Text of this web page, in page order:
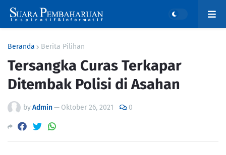
Beranda Berita Pilihan
Tersangka Curas Terkapar
Ditembak Polisi di Asahan
byAdmin— Oktober 26, 2021 0